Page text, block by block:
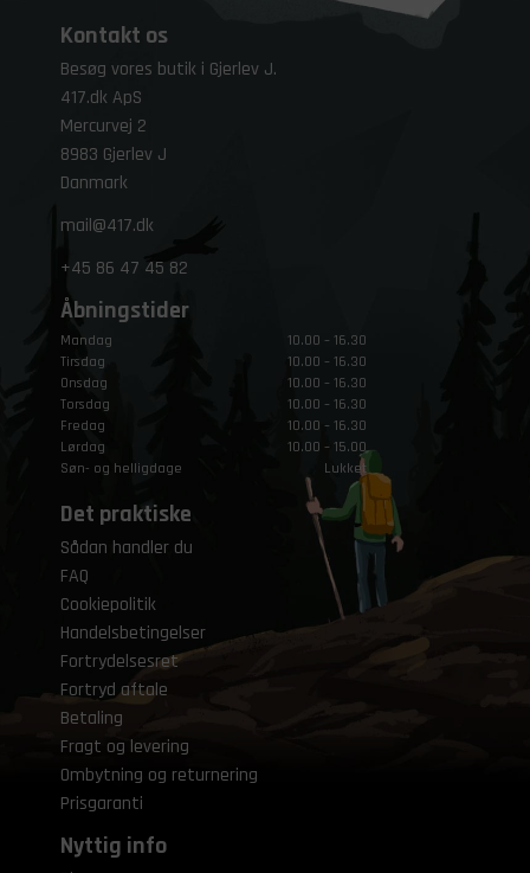
Kontakt os
Besøg vores butik i Gjerlev J.
417.dk ApS
Mercurvej 2
8983 Gjerlev J
Danmark
mail@417.dk
+45 86 47 45 82
Åbningstider
Mandag
10.00 – 16.30
Tirsdag
10.00 – 16.30
Onsdag
10.00 – 16.30
Torsdag
10.00 – 16.30
Fredag
10.00 – 16.30
Lørdag
10.00 – 15.00
Søn- og helligdage
Lukket
Det praktiske
Sådan handler du
FAQ
Cookiepolitik
Handelsbetingelser
Fortrydelsesret
Fortryd aftale
Betaling
Fragt og levering
Ombytning og returnering
Prisgaranti
Nyttig info